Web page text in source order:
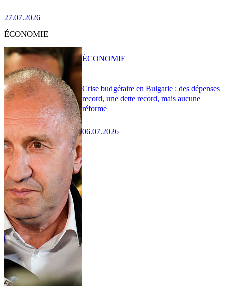
27.07.2026
ÉCONOMIE
Crise budgétaire en Bulgarie : des dépenses
record, une dette record, mais aucune
réforme
06.07.2026
ÉCONOMIE